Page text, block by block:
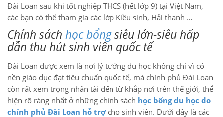
Đài Loan sau khi tốt nghiệp THCS (hết lớp 9) tại Việt Nam,
các bạn có thể tham gia các lớp Kiều sinh, Hải thanh …
Chính sách học bổngsiêu lớn-siêu hấp
dẫn thu hút sinh viên quốc tế
Đài Loan được xem là nơi lý tưởng du học không chỉ vì có
nền giáo dục đạt tiêu chuẩn quốc tế, mà chính phủ Đài Loan
còn rất xem trọng nhân tài đến từ khắp nơi trên thế giới, thể
hiện rõ ràng nhất ở những chính sách học bổng du học do
chính phủ Đài Loan hỗ trợcho sinh viên. Dưới đây là các